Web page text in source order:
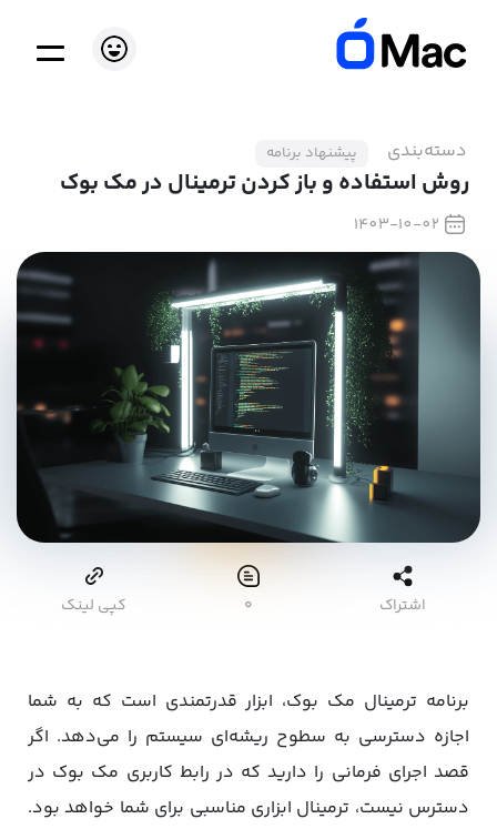
دسته‌بندی پیشنهاد برنامه
روش استفاده و باز کردن ترمینال در مک بوک
1403-10-02
اشتراک ۰ کپی لینک
برنامه ترمینال مک بوک، ابزار قدرتمندی است که به شما
اجازه دسترسی به سطوح ریشه‌ای سیستم را می‌دهد. اگر
قصد اجرای فرمانی را دارید که در رابط کاربری مک بوک در
دسترس نیست، ترمینال ابزاری مناسبی برای شما خواهد بود.